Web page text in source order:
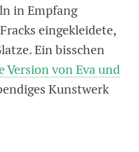
in Empfang
eingekleidete,
Ein bisschen
Version von Eva und
Kunstwerk